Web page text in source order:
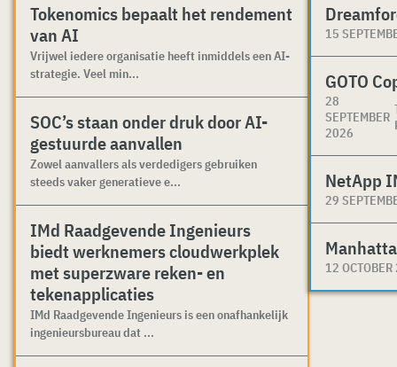
Tokenomics bepaalt het rendement
van AI
Vrijwel iedere organisatie heeft inmiddels een AI-
strategie. Veel min...
SOC’s staan onder druk door AI-
gestuurde aanvallen
Zowel aanvallers als verdedigers gebruiken
steeds vaker generatieve e...
IMd Raadgevende Ingenieurs
biedt werknemers cloudwerkplek
met superzware reken- en
tekenapplicaties
IMd Raadgevende Ingenieurs is een onafhankelijk
ingenieursbureau dat ...
15
GOTO
28
SEPTEMBER
2026
NetApp
29
12